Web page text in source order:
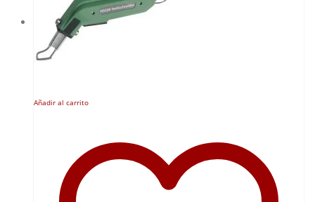
Añadir al carrito